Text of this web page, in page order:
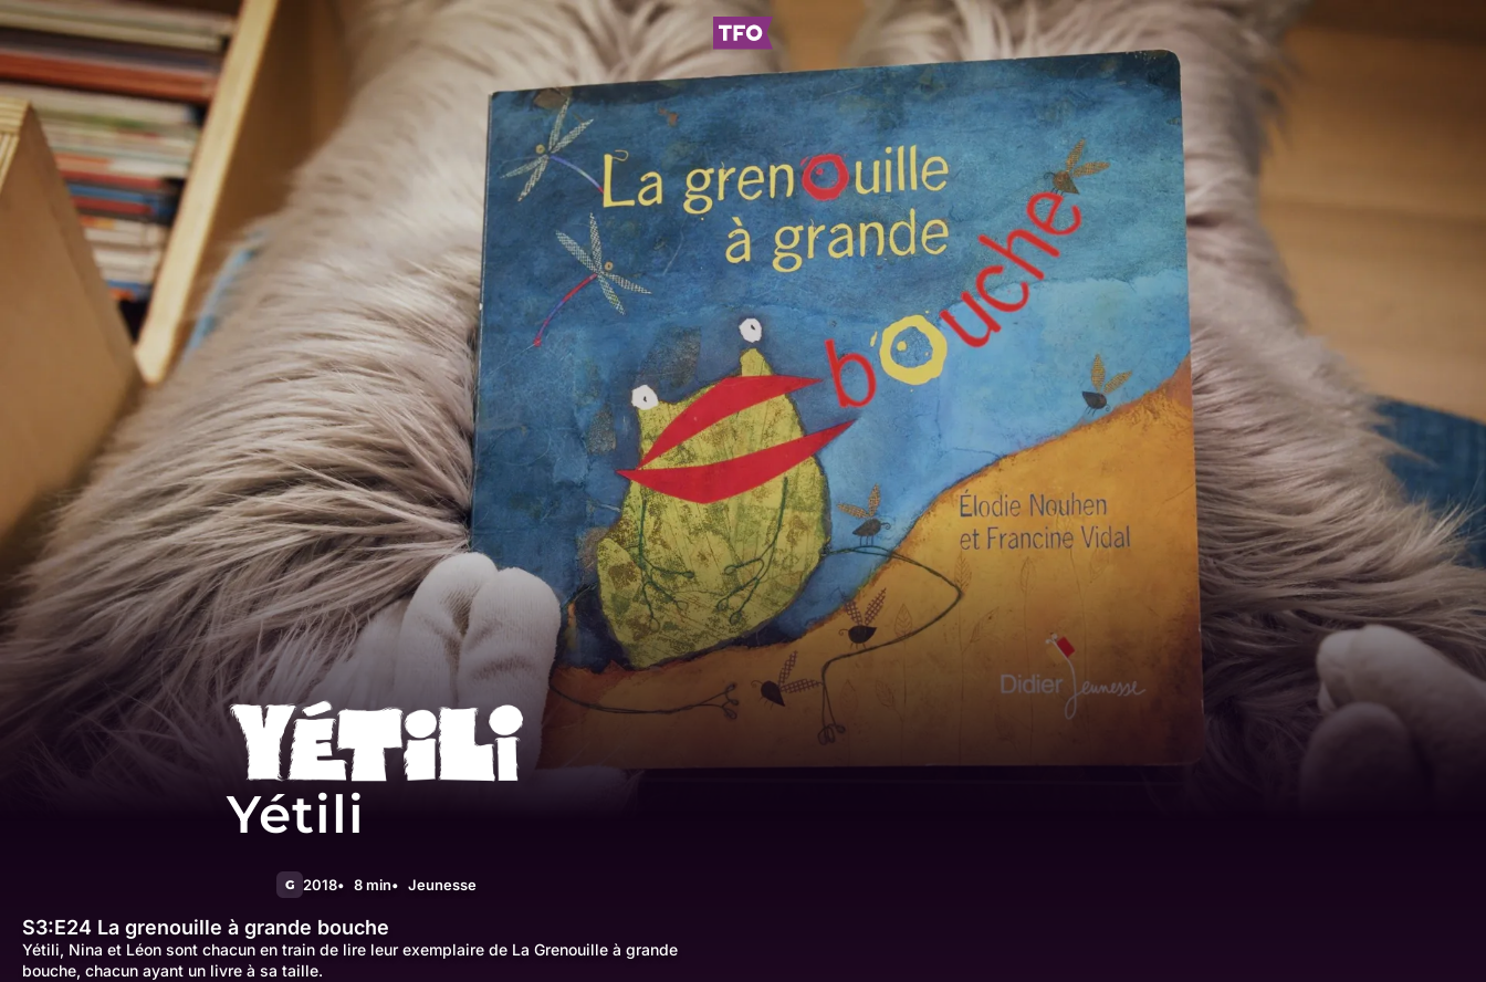
Yétili
G 2018 8 min Jeunesse
S3:E24 La grenouille à grande bouche
Yétili, Nina et Léon sont chacun en train de lire leur exemplaire de La Grenouille à grande
bouche, chacun ayant un livre à sa taille.